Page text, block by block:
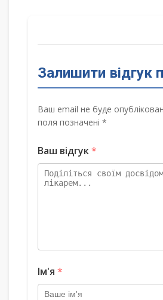
Залишити відгук
Ваш email не буде
поля позначені *
Ваш відгук*
Ім'я *